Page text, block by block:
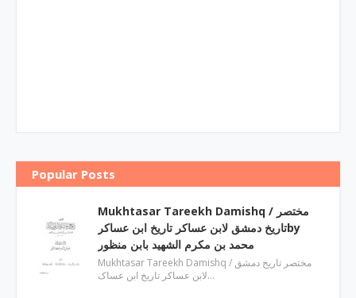
Popular Posts
Mukhtasar Tareekh Damishq ‎/ مختصر
تاریخ دمشق لابن عساکر تاریخ ابن عساکرby
‎محمد بن مکرم الشھید بابن منظور
Mukhtasar Tareekh Damishq ‎/ مختصر تاریخ دمشق
لابن عساکر تاریخ ابن عساک…